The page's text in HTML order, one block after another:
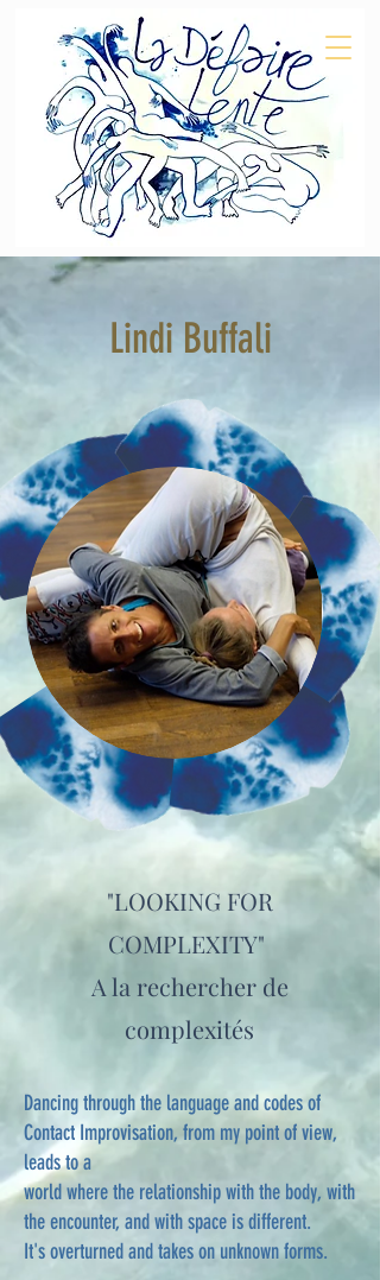
Lindi Buffali
"LOOKING FOR
COMPLEXITY"
A la rechercher de
complexités
Dancing through the language and codes of
Contact Improvisation, from my point of view,
leads to a
world where the relationship with the body, with
the encounter, and with space is different.
It's overturned and takes on unknown forms.